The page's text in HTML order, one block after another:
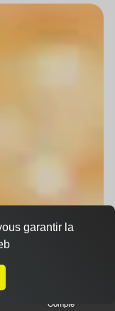
Compte
garantir la